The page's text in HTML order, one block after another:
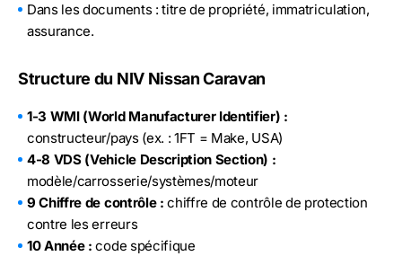
Dans les documents : titre de propriété, immatriculation,
assurance.
Structure du NIV Nissan Caravan
1-3 WMI (World Manufacturer Identifier) :
constructeur/pays (ex. : 1FT = Make, USA)
4-8 VDS (Vehicle Description Section) :
modèle/carrosserie/systèmes/moteur
9 Chiffre de contrôle : chiffre de contrôle de protection
contre les erreurs
10 Année : code spécifique